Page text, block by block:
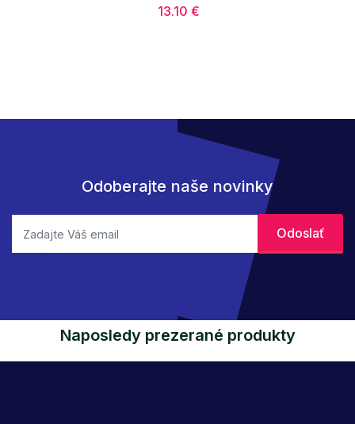
13.10 €
Odoberajte naše novinky
Naposledy prezerané produkty